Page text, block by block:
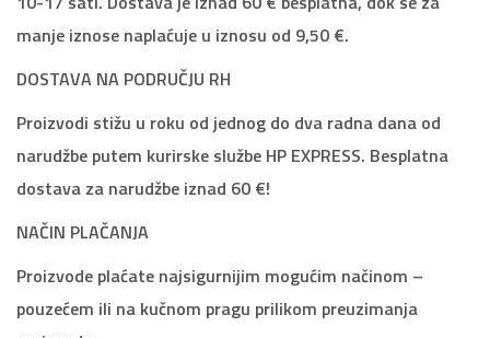
manje iznose naplaćuje u iznosu od 9,50 €.
DOSTAVA NA PODRUČJU RH
Proizvodi stižu u roku od jednog do dva radna dana od
narudžbe putem kurirske službe HP EXPRESS. Besplatna
dostava za narudžbe iznad 60 €!
NAČIN PLAČANJA
Proizvode plaćate najsigurnijim mogućim načinom –
pouzećem ili na kučnom pragu prilikom preuzimanja